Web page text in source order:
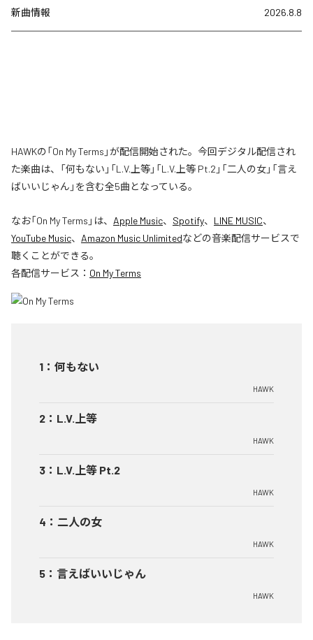
新曲情報 2026.8.8
HAWKの「On My Terms」が配信開始された。今回デジタル配信され
た楽曲は、「何もない」「L.V.上等」「L.V.上等 Pt.2」「二人の女」「言え
ばいいじゃん」を含む全5曲となっている。
なお「On My Terms 」は、 Apple Music、 Spotify、 LINE MUSIC、
YouTube Music、 Amazon Music Unlimitedなどの音楽配信サービスで
聴くことができる。
各配信サービス： On My Terms
1 ： 何もない
HAWK
2 ： L.V.上等
HAWK
3 ： L.V.上等 Pt.2
HAWK
4 ： 二人の女
HAWK
5 ： 言えばいいじゃん
HAWK